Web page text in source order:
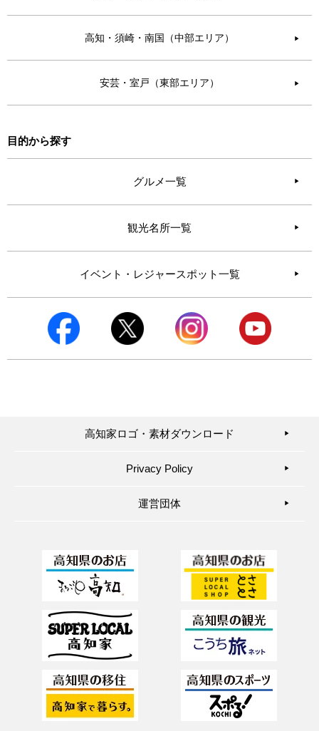
高知・須崎・南国（中部エリア） ▶︎
安芸・室戸（東部エリア） ▶︎
目的から探す
グルメ一覧
観光名所一覧
イベント・レジャースポット一覧
高知家ロゴ・素材ダウンロード ▶︎
Privacy Policy ▶︎
運営団体 ▶︎